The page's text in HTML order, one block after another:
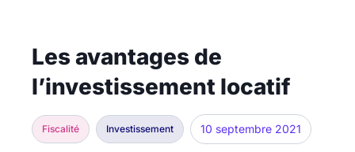
Les avantages de
l’investissement locatif
Fiscalité Investissement 10 septembre 2021